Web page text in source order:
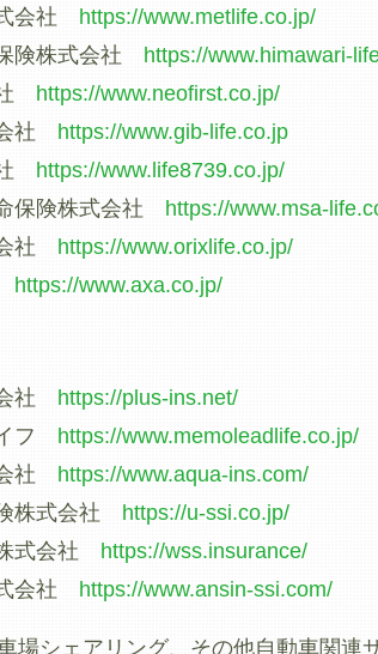
会社 https://www.metlife.co.jp/
険株式会社 https://www.himawari-
https://www.neofirst.co.jp/
社 https://www.gib-life.co.jp
https://www.life8739.co.jp/
保険株式会社 https://www.msa-
社 https://www.orixlife.co.jp/
https://www.axa.co.jp/
社 https://plus-ins.net/
フ https://www.memoleadlife.co.jp/
社 https://www.aqua-ins.com/
株式会社 https://u-ssi.co.jp/
式会社
https://wss.insurance/
会社 https://www.ansin-ssi.com/
場シェアリング、その他自動車関連